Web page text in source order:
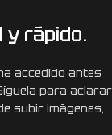
y rápido.
accedido antes
para aclarar
subir imágenes,